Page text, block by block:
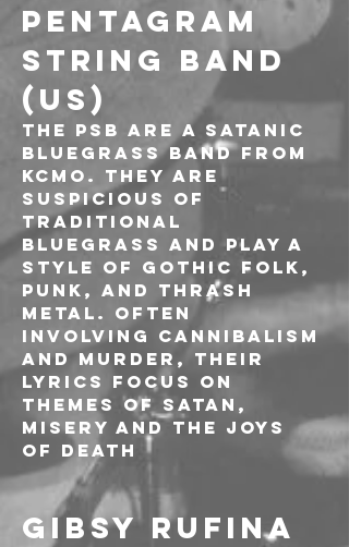
PENTAGRAM
STRING BAND
(US)
The PSB are a satanic
bluegrass band from
KCMO. They are
suspicious of
traditional
bluegrass and play a
style of gothic folk,
punk, and thrash
metal. Often
involving cannibalism
and murder, their
lyrics focus on
themes of satan,
misery and the joys
of death
GIBSY RUFINA